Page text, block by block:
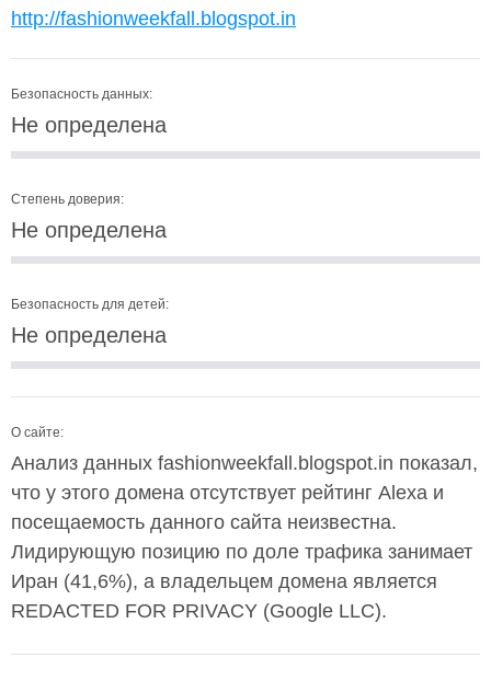
http://fashionweekfall.blogspot.in
Безопасность данных:
Не определена
Степень доверия:
Не определена
Безопасность для детей:
Не определена
О сайте:
Анализ данных fashionweekfall.blogspot.in показал,
что у этого домена отсутствует рейтинг Alexa и
посещаемость данного сайта неизвестна.
Лидирующую позицию по доле трафика занимает
Иран (41,6%), а владельцем домена является
REDACTED FOR PRIVACY (Google LLC).